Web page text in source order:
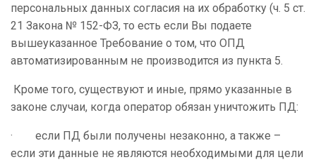
персональных данных согласия на их обработку (ч. 5 ст.
21 Закона № 152-ФЗ, то есть если Вы подаете
вышеуказанное Требование о том, что ОПД
автоматизированным не производится из пункта 5.
Кроме того, существуют и иные, прямо указанные в
законе случаи, когда оператор обязан уничтожить ПД:
· если ПД были получены незаконно, а также –
если эти данные не являются необходимыми для цели